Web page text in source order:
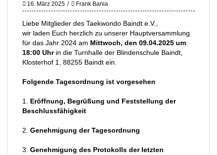
16. März 2025 Frank Bania
Liebe Mitglieder des Taekwondo Baindt e.V.,
wir laden Euch herzlich zu unserer Hauptversammlung
für das Jahr 2024 am Mittwoch, den 09.04.2025 um
18:00 Uhr in die Turnhalle der Blindenschule Baindt,
Klosterhof 1, 88255 Baindt ein.
Folgende Tagesordnung ist vorgesehen
1. Eröffnung, Begrüßung und Feststellung der
Beschlussfähigkeit
2. Genehmigung der Tagesordnung
3. Genehmigung des Protokolls der letzten